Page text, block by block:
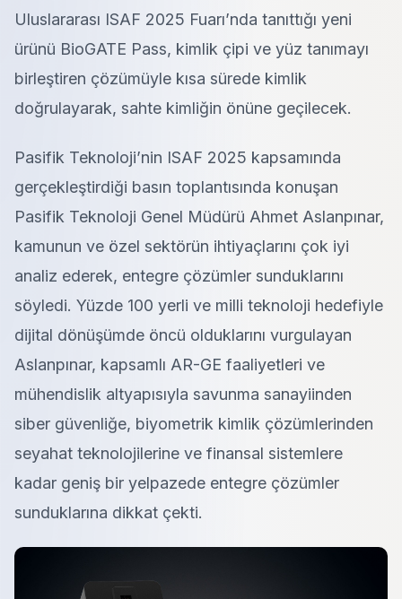
Uluslararası ISAF 2025 Fuarı’nda tanıttığı yeni
ürünü BioGATE Pass, kimlik çipi ve yüz tanımayı
birleştiren çözümüyle kısa sürede kimlik
doğrulayarak, sahte kimliğin önüne geçilecek.
Pasifik Teknoloji’nin ISAF 2025 kapsamında
gerçekleştirdiği basın toplantısında konuşan
Pasifik Teknoloji Genel Müdürü Ahmet Aslanpınar,
kamunun ve özel sektörün ihtiyaçlarını çok iyi
analiz ederek, entegre çözümler sunduklarını
söyledi. Yüzde 100 yerli ve milli teknoloji hedefiyle
dijital dönüşümde öncü olduklarını vurgulayan
Aslanpınar, kapsamlı AR-GE faaliyetleri ve
mühendislik altyapısıyla savunma sanayiinden
siber güvenliğe, biyometrik kimlik çözümlerinden
seyahat teknolojilerine ve finansal sistemlere
kadar geniş bir yelpazede entegre çözümler
sunduklarına dikkat çekti.